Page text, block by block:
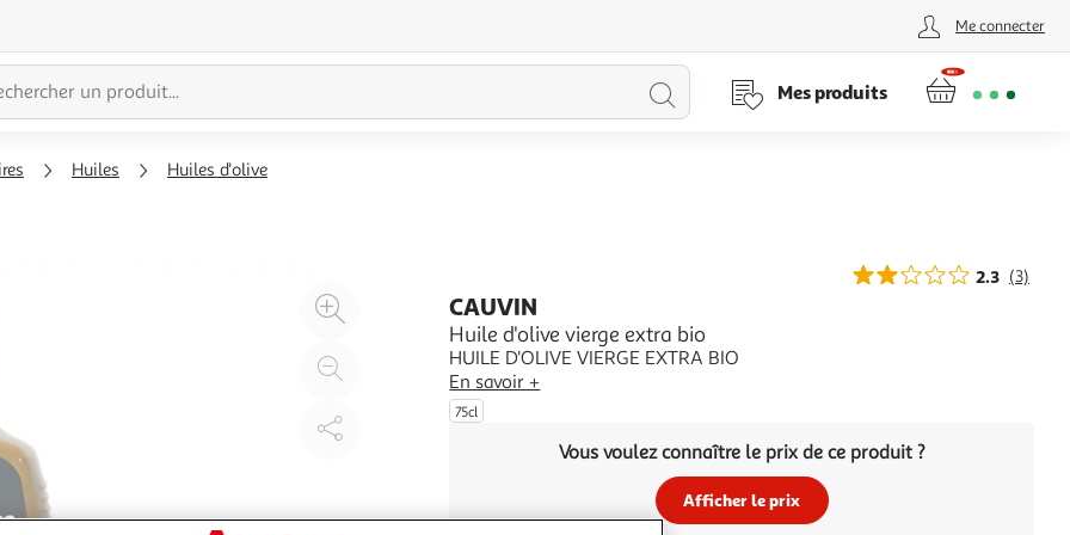
Me connecter
Lancer
Mes produits
Huiles Huiles d'olive
Agrandir
l'illustration
l'illustration
Partager
2.3 (3)
CAUVIN
Huile d'olive vierge extra bio
HUILE D'OLIVE VIERGE EXTRA BIO
En savoir +
75cl
Vous voulez connaître le prix de ce produit ?
Afficher le prix